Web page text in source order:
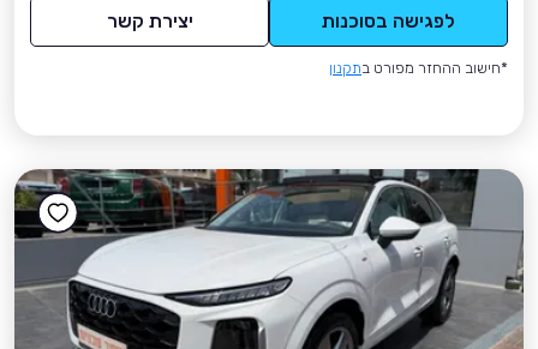
לפגישה בסוכנות יצירת קשר
*חישוב ההחזר מפורט בתקנון